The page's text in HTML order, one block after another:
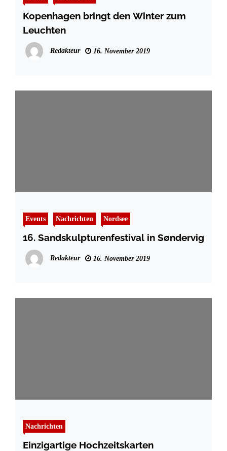
Kopenhagen bringt den Winter zum
Leuchten
Redakteur 16. November 2019
Events Nachrichten Nordsee
16. Sandskulpturenfestival in Søndervig
Redakteur 16. November 2019
Nachrichten
Einzigartige Hochzeitskarten